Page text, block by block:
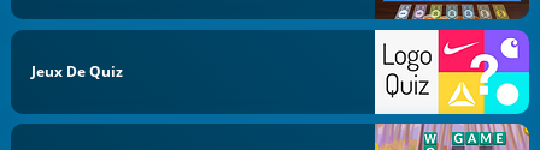
Jeux De Quiz